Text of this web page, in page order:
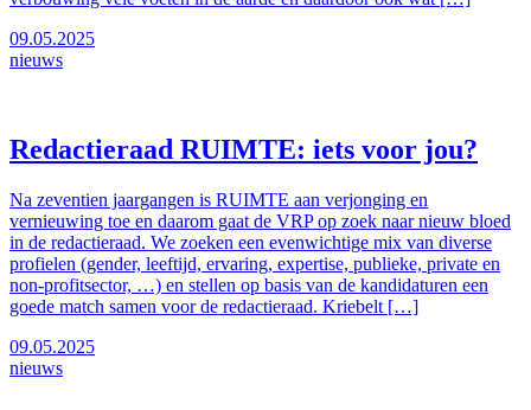
09.05.2025
nieuws
Redactieraad RUIMTE: iets voor jou?
Na zeventien jaargangen is RUIMTE aan verjonging en
vernieuwing toe en daarom gaat de VRP op zoek naar nieuw bloed
in de redactieraad. We zoeken een evenwichtige mix van diverse
profielen (gender, leeftijd, ervaring, expertise, publieke, private en
non-profitsector, …) en stellen op basis van de kandidaturen een
goede match samen voor de redactieraad. Kriebelt […]
09.05.2025
nieuws